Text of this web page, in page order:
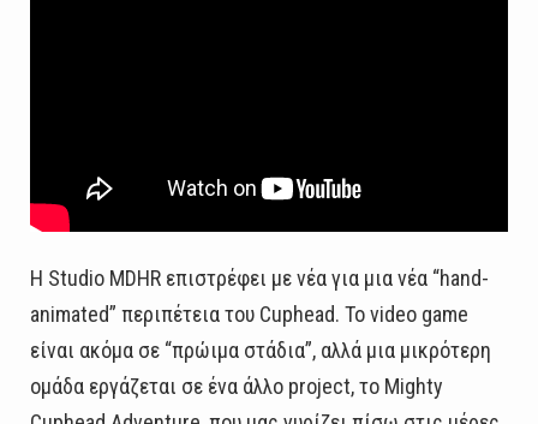
Η Studio MDHR επιστρέφει με νέα για μια νέα “hand-
animated” περιπέτεια του Cuphead. Το video game
είναι ακόμα σε “πρώιμα στάδια”, αλλά μια μικρότερη
ομάδα εργάζεται σε ένα άλλο project, το Mighty